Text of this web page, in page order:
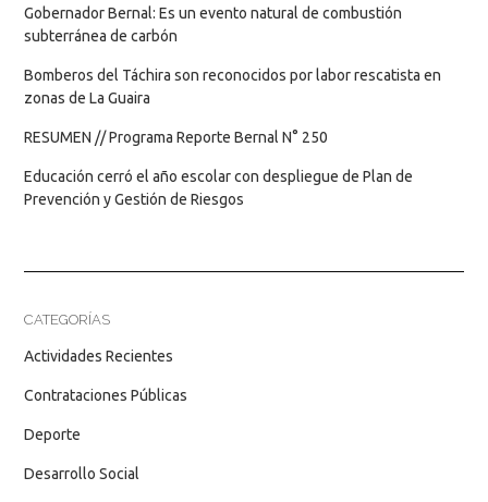
Gobernador Bernal: Es un evento natural de combustión
subterránea de carbón
Bomberos del Táchira son reconocidos por labor rescatista en
zonas de La Guaira
RESUMEN // Programa Reporte Bernal N° 250
Educación cerró el año escolar con despliegue de Plan de
Prevención y Gestión de Riesgos
CATEGORÍAS
Actividades Recientes
Contrataciones Públicas
Deporte
Desarrollo Social